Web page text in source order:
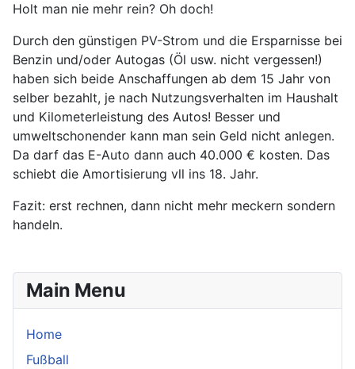
Main Menu
Home
Fußball
Holt man nie mehr rein? Oh doch!
Durch den günstigen PV-Strom und die Ersparnisse bei
Benzin und/oder Autogas (Öl usw. nicht vergessen!)
haben sich beide Anschaffungen ab dem 15 Jahr von
selber bezahlt, je nach Nutzungsverhalten im Haushalt
und Kilometerleistung des Autos! Besser und
umweltschonender kann man sein Geld nicht anlegen.
Da darf das E-Auto dann auch 40.000 € kosten. Das
schiebt die Amortisierung vll ins 18. Jahr.
Fazit: erst rechnen, dann nicht mehr meckern sondern
handeln.